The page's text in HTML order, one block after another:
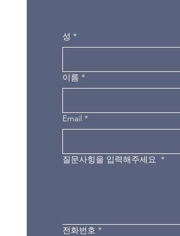
성 *
이름 *
Email *
질문사힝을 입력해주세요 *
전화번호 *